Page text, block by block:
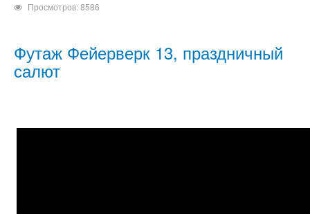
Просмотров: 8586
Футаж Фейерверк 13, праздничный
салют